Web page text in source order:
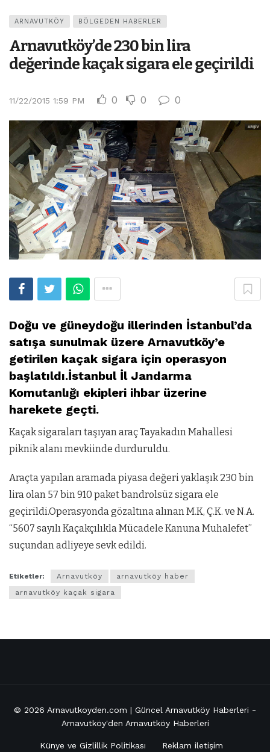
ARNAVUTKÖY BÖLGEDEN HABERLER
Arnavutköy’de 230 bin lira
değerinde kaçak sigara ele geçirildi
11/22/2015 1:59 PM 0 0 0
Doğu ve güneydoğu illerinden İstanbul’da
satışa sunulmak üzere Arnavutköy’e
getirilen kaçak sigara için operasyon
başlatıldı.İstanbul İl Jandarma
Komutanlığı ekipleri ihbar üzerine
harekete geçti.
Kaçak sigaraları taşıyan araç Tayakadın Mahallesi
piknik alanı mevkiinde durduruldu.
Araçta yapılan aramada piyasa değeri yaklaşık 230 bin
lira olan 57 bin 910 paket bandrolsüz sigara ele
geçirildi.Operasyonda gözaltına alınan M.K, Ç.K. ve N.A.
“5607 sayılı Kaçakçılıkla Mücadele Kanuna Muhalefet”
suçundan adliyeye sevk edildi.
Etiketler: Arnavutköy
arnavutköy haber
arnavutköy kaçak sigara
© 2026 Arnavutkoyden.com | Güncel Arnavutköy Haberleri -
Arnavutköy'den Arnavutköy Haberleri
Künye ve Gizlillik Politikası Reklam iletişim